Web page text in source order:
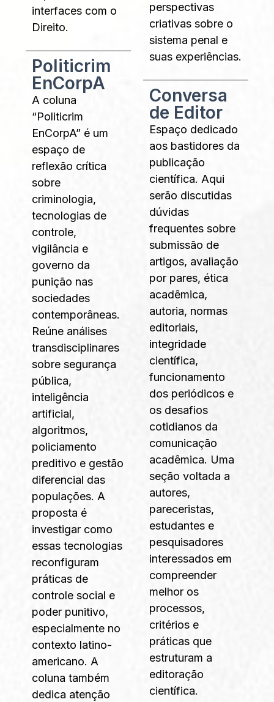
interfaces com o
Direito.
Politicrim
EnCorpA
A coluna
“Politicrim
EnCorpA” é um
espaço de
reflexão crítica
sobre
criminologia,
tecnologias de
controle,
vigilância e
governo da
punição nas
sociedades
contemporâneas.
Reúne análises
transdisciplinares
sobre segurança
pública,
inteligência
artificial,
algoritmos,
policiamento
preditivo e gestão
diferencial das
populações. A
proposta é
investigar como
essas tecnologias
reconfiguram
práticas de
controle social e
poder punitivo,
especialmente no
contexto latino-
americano. A
coluna também
dedica atenção
perspectivas
criativas sobre o
sistema penal e
suas experiências.
Conversa
de Editor
Espaço dedicado
aos bastidores da
publicação
científica. Aqui
serão discutidas
dúvidas
frequentes sobre
submissão de
artigos, avaliação
por pares, ética
acadêmica,
autoria, normas
editoriais,
integridade
científica,
funcionamento
dos periódicos e
os desafios
cotidianos da
comunicação
acadêmica. Uma
seção voltada a
autores,
pareceristas,
estudantes e
pesquisadores
interessados em
compreender
melhor os
processos,
critérios e
práticas que
estruturam a
editoração
científica.